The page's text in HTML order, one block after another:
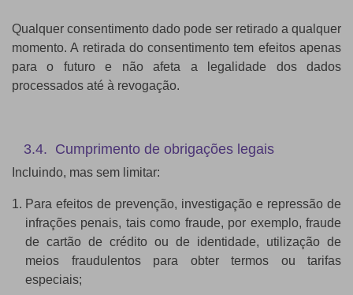
Qualquer consentimento dado pode ser retirado a qualquer
momento. A retirada do consentimento tem efeitos apenas
para o futuro e não afeta a legalidade dos dados
processados até à revogação.
3.4. Cumprimento de obrigações legais
Incluindo, mas sem limitar:
Para efeitos de prevenção, investigação e repressão de
infrações penais, tais como fraude, por exemplo, fraude
de cartão de crédito ou de identidade, utilização de
meios fraudulentos para obter termos ou tarifas
especiais;